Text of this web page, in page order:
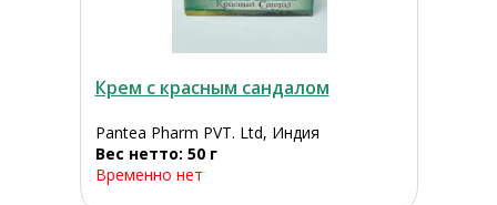
Крем с красным сандалом
Pantea Pharm PVT. Ltd, Индия
Вес нетто: 50 г
Временно нет